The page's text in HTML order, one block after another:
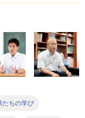
たちの学び